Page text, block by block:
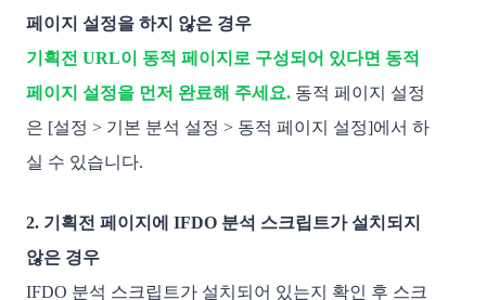
페이지 설정을 하지 않은 경우
기획전 URL이 동적 페이지로 구성되어 있다면 동적
페이지 설정을 먼저 완료해 주세요. 동적 페이지 설정
은 [설정 > 기본 분석 설정 > 동적 페이지 설정]에서 하
실 수 있습니다.
2. 기획전 페이지에 IFDO 분석 스크립트가 설치되지
않은 경우
IFDO 분석 스크립트가 설치되어 있는지 확인 후 스크